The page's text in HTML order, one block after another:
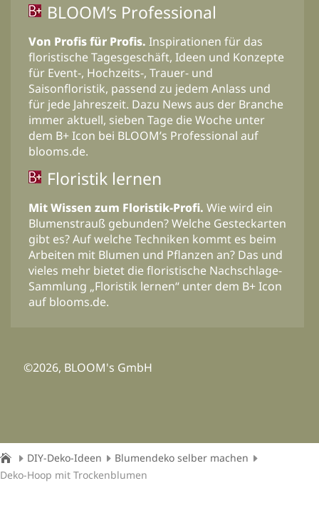
BLOOM’s Professional
Von Profis für Profis. Inspirationen für das
floristische Tagesgeschäft, Ideen und Konzepte
für Event-, Hochzeits-, Trauer- und
Saisonfloristik, passend zu jedem Anlass und
für jede Jahreszeit. Dazu News aus der Branche
immer aktuell, sieben Tage die Woche unter
dem B+ Icon bei BLOOM’s Professional auf
blooms.de.
Floristik lernen
Mit Wissen zum Floristik-Profi. Wie wird ein
Blumenstrauß gebunden? Welche Gesteckarten
gibt es? Auf welche Techniken kommt es beim
Arbeiten mit Blumen und Pflanzen an? Das und
vieles mehr bietet die floristische Nachschlage-
Sammlung „Floristik lernen“ unter dem B+ Icon
auf blooms.de.
©2026, BLOOM's GmbH
DIY-Deko-Ideen
Blumendeko selber machen
Deko-Hoop mit Trockenblumen